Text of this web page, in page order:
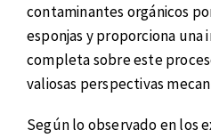
contaminantes orgánicos
esponjas y proporciona una
completa sobre este
valiosas perspectivas
Según lo observado en los